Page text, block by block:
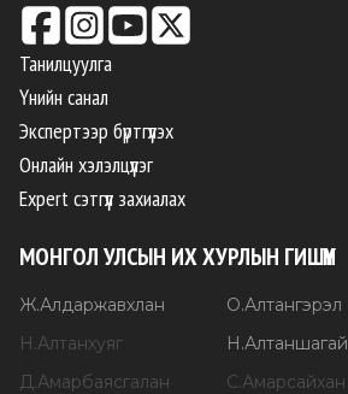
Танилцуулга
Үнийн санал
Экспертээр бүртгүүлэх
Онлайн хэлэлцүүлэг
Expert сэтгүүл захиалах
МОНГОЛ УЛСЫН ИХ ХУРЛЫН ГИШҮҮН
Ж.Алдаржавхлан О.Алтангэрэл
Н.Алтанхуяг Н.Алтаншагай
Д.Амарбаясгалан С.Амарсайхан